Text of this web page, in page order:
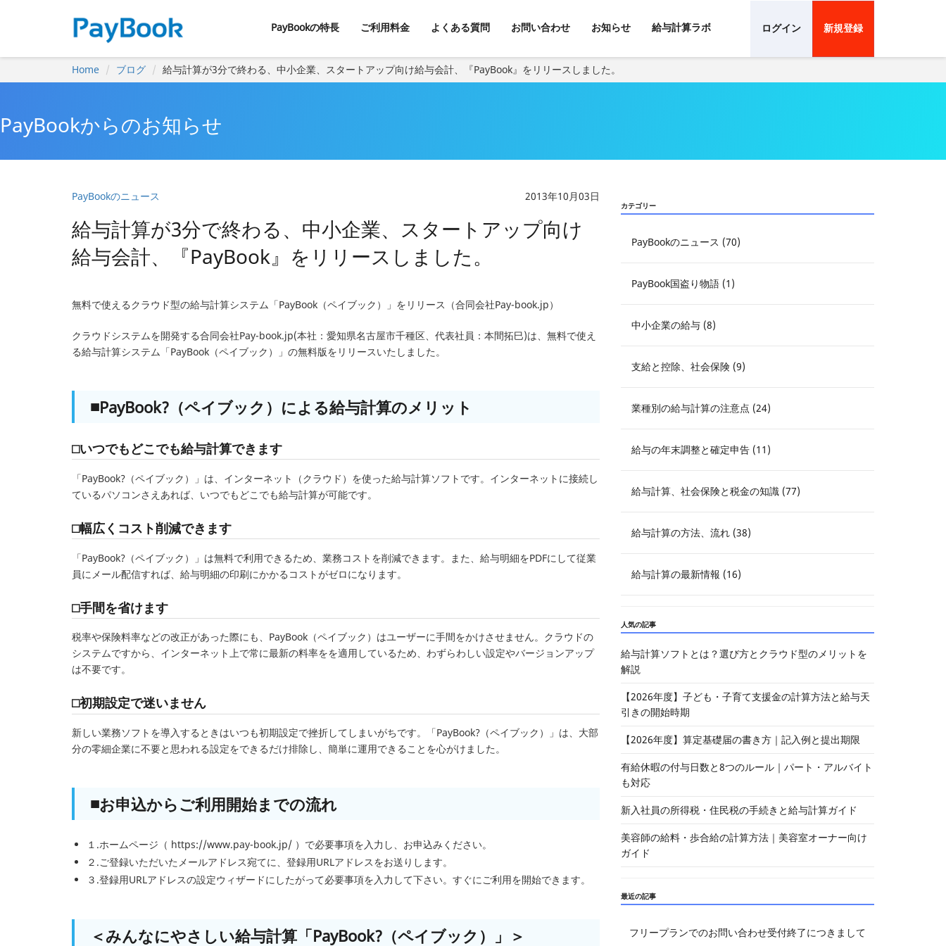
PayBookの特長 ご利用料金 よくある質問 お問い合わせ お知らせ 給与計算ラボ ログイン 新規登録
Home ブログ 給与計算が3分で終わる、中小企業、スタートアップ向け給与会計、『PayBook』をリリースしました。
PayBookからのお知らせ
PayBookのニュース 2013年10月03日
給与計算が3分で終わる、中小企業、スタートアップ向け
給与会計、『PayBook』をリリースしました。
無料で使えるクラウド型の給与計算システム「PayBook（ペイブック）」をリリース（合同会社Pay-book.jp）
クラウドシステムを開発する合同会社Pay-book.jp(本社：愛知県名古屋市千種区、代表社員：本間拓巳)は、無料で使え
る給与計算システム「PayBook（ペイブック）」の無料版をリリースいたしました。
■PayBook?（ペイブック）による給与計算のメリット
□いつでもどこでも給与計算できます
「PayBook?（ペイブック）」は、インターネット（クラウド）を使った給与計算ソフトです。インターネットに接続し
ているパソコンさえあれば、いつでもどこでも給与計算が可能です。
□幅広くコスト削減できます
「PayBook?（ペイブック）」は無料で利用できるため、業務コストを削減できます。また、給与明細をPDFにして従業
員にメール配信すれば、給与明細の印刷にかかるコストがゼロになります。
□手間を省けます
税率や保険料率などの改正があった際にも、PayBook（ペイブック）はユーザーに手間をかけさせません。クラウドの
システムですから、インターネット上で常に最新の料率をを適用しているため、わずらわしい設定やバージョンアップ
は不要です。
□初期設定で迷いません
新しい業務ソフトを導入するときはいつも初期設定で挫折してしまいがちです。「PayBook?（ペイブック）」は、大部
分の零細企業に不要と思われる設定をできるだけ排除し、簡単に運用できることを心がけました。
■お申込からご利用開始までの流れ
１.ホームページ（ https://www.pay-book.jp/ ）で必要事項を入力し、お申込みください。
２.ご登録いただいたメールアドレス宛てに、登録用URLアドレスをお送りします。
３.登録用URLアドレスの設定ウィザードにしたがって必要事項を入力して下さい。すぐにご利用を開始できます。
＜みんなにやさしい給与計算「PayBook?（ペイブック）」＞
カテゴリー
PayBookのニュース (70)
PayBook国盗り物語 (1)
中小企業の給与 (8)
支給と控除、社会保険 (9)
業種別の給与計算の注意点 (24)
給与の年末調整と確定申告 (11)
給与計算、社会保険と税金の知識 (77)
給与計算の方法、流れ (38)
給与計算の最新情報 (16)
人気の記事
給与計算ソフトとは？選び方とクラウド型のメリットを
解説
【2026年度】子ども・子育て支援金の計算方法と給与天
引きの開始時期
【2026年度】算定基礎届の書き方｜記入例と提出期限
有給休暇の付与日数と8つのルール｜パート・アルバイト
も対応
新入社員の所得税・住民税の手続きと給与計算ガイド
美容師の給料・歩合給の計算方法｜美容室オーナー向け
ガイド
最近の記事
フリープランでのお問い合わせ受付終了につきまして